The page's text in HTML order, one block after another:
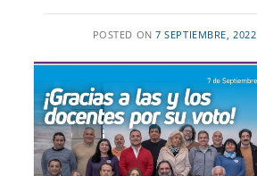
POSTED ON7 SEPTIEMBRE, 2022